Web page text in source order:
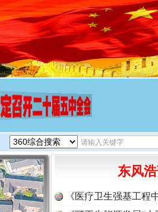
东风
《医疗卫生强基工程